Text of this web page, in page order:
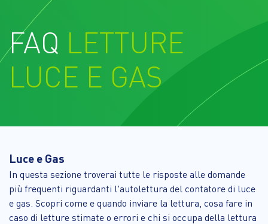
FAQ LETTURE
LUCE E GAS
Luce e Gas
In questa sezione troverai tutte le risposte alle domande
più frequenti riguardanti l'autolettura del contatore di luce
e gas. Scopri come e quando inviare la lettura, cosa fare in
caso di letture stimate o errori e chi si occupa della lettura